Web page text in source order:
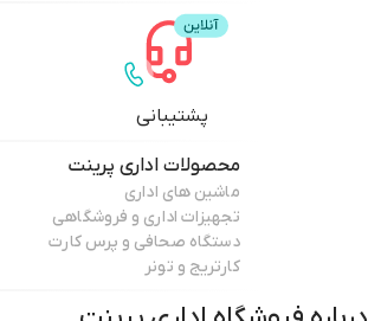
پشتیبانی
محصولاتاداری پرینت
ماشین های اداری
تجهیزات اداری و فروشگاهی
دستگاه صحافی و پرس کارت
کارتریج و تونر